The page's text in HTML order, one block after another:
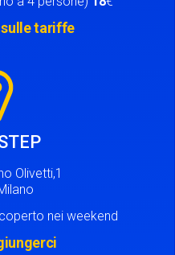
tariffe
Olivetti,1
nei weekend